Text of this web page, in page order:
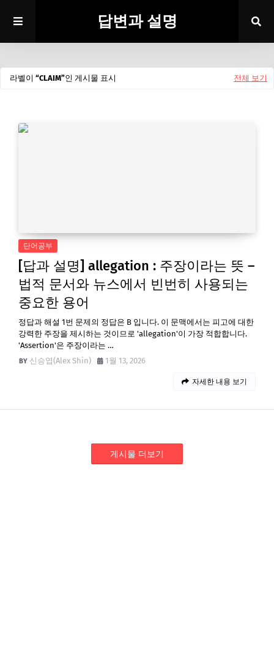
답변과 설명
라벨이 CLAIM 인 게시물 표시 전체 보기
단어공부
[답과 설명] allegation : 주장이라는 뜻 –
법적 문서와 뉴스에서 빈번히 사용되는
중요한 용어
정답과 해설 1번 문제의 정답은 B 입니다. 이 문맥에서는 피고에 대한
강력한 주장을 제시하는 것이므로 'allegation'이 가장 적합합니다.
'Assertion'은 주장이라는 …
신승엽(Alex Shin)
1월 13, 2026
자세한 내용 보기
게시물 더보기